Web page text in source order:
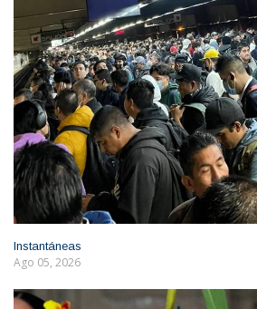
Instantáneas
Ago 05, 2026